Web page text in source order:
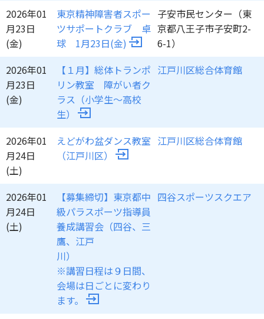
2026年01
月23日
(金)
東京精神障害者スポー
ツサポートクラブ 卓
球 1月23日(金)
子安市民センター（東
京都八王子市子安町2-
6-1）
2026年01
月23日
(金)
【１月】総体トランポ
リン教室 障がい者ク
ラス（小学生～高校
生）
江戸川区総合体育館
2026年01
月24日
(土)
えどがわ盆ダンス教室
（江戸川区）
江戸川区総合体育館
2026年01
月24日
(土)
【募集締切】東京都中
級パラスポーツ指導員
養成講習会（四谷、三
鷹、江戸
川
※講習日程は９日間、
会場は日ごとに変わり
ます。
四谷スポーツスクエア